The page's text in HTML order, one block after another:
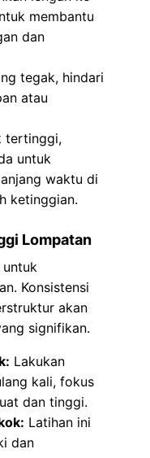
membantu
dan
tegak, hindari
atau
tertinggi,
untuk
waktu di
ketinggian.
Lompatan
untuk
Konsistensi
akan
signifikan.
Lakukan
kali, fokus
dan tinggi.
Latihan ini
dan